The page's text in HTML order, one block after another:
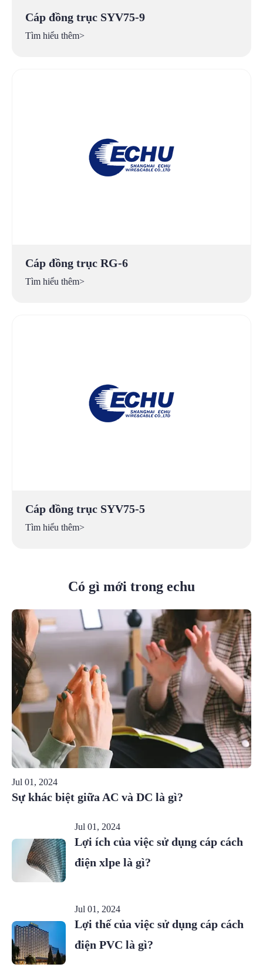
Cáp đồng trục SYV75-9
Tìm hiểu thêm>
Cáp đồng trục RG-6
Tìm hiểu thêm>
Cáp đồng trục SYV75-5
Tìm hiểu thêm>
Có gì mới trong echu
Jul 01, 2024
Sự khác biệt giữa AC và DC là gì?
Jul 01, 2024
Lợi ích của việc sử dụng cáp cách
điện xlpe là gì?
Jul 01, 2024
Lợi thế của việc sử dụng cáp cách
điện PVC là gì?